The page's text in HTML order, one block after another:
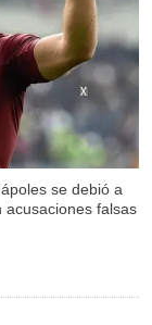
se debió a
falsas
X
X